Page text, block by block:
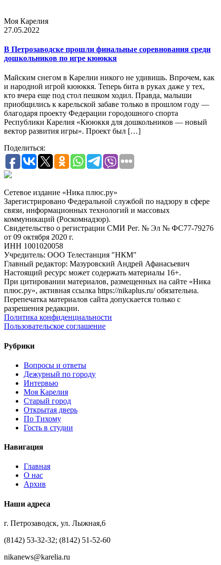
Моя Карелия
27.05.2022
В Петрозаводске прошли финальные соревнования среди
дошкольников по игре кююккя
Майским снегом в Карелии никого не удивишь. Впрочем, как
и народной игрой кююккя. Теперь бита в руках даже у тех,
кто вчера еще под стол пешком ходил. Правда, малыши
приобщились к карельской забаве только в прошлом году —
благодаря проекту Федерации городошного спорта
Республики Карелия «Кююккя для дошкольников — новый
вектор развития игры». Проект был […]
Поделиться:
Сетевое издание «Ника плюс.ру»
Зарегистрировано Федеральной службой по надзору в сфере
связи, информационных технологий и массовых
коммуникаций (Роскомнадзор).
Свидетельство о регистрации СМИ Рег. № Эл № ФС77-79276
от 09 октября 2020 г.
ИНН 1001020058
Учредитель: ООО Телестанция "НКМ"
Главный редактор: Мазуровский Андрей Афанасьевич
Настоящий ресурс может содержать материалы 16+.
При цитировании материалов, размещенных на сайте «Ника
плюс.ру», активная ссылка https://nikaplus.ru/ обязательна.
Перепечатка материалов сайта допускается только с
разрешения редакции.
Политика конфиденциальности
Пользовательское соглашение
Рубрики
Вопросы и ответы
Дежурный по городу
Интервью
Моя Карелия
Старый город
Открытая дверь
По Тихому
Гость в студии
Навигация
Главная
О нас
Архив
Наши адреса
г. Петрозаводск, ул. Лыжная,6
(8142) 53-32-32; (8142) 51-52-60
nikanews@karelia.ru